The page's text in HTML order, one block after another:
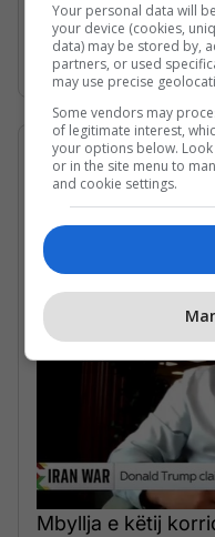
Gjirin Persik dhe
në det të hapur
iraniane. /Telegrafi/
07/05/2026 • 16:19
Në çfarë
rihapet
Mbyllja e këtij
Your personal data will
your device (cookies,
data) may be stored by,
partners, or used
may use precise
Some vendors may
of legitimate interest,
your options below.
or in the site menu to
and cookie settings.